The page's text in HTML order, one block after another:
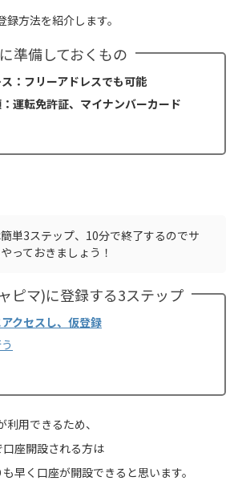
方法を紹介します。
準備しておくもの
：フリーアドレスでも可能
運転免許証、マイナンバーカード
単3ステップ、10分で終了するのでサ
っておきましょう！
ピマ)に登録する3ステップ
クセスし、仮登録
用できるため、
座開設される方は
早く口座が開設できると思います。